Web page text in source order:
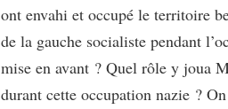
ont envahi et occupé le territoire
de la gauche socialiste pendant
mise en avant ? Quel rôle y joua
durant cette occupation nazie ?